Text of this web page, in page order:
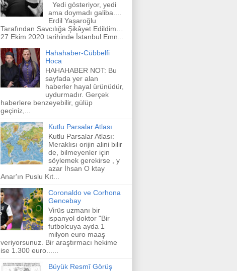
Yedi gösteriyor, yedi
ama doymadı galiba....
Erdil Yaşaroğlu
Tarafından Savcılığa Şikâyet Edildim…
27 Ekim 2020 tarihinde İstanbul Emn...
Hahahaber-Cübbelfi
Hoca
HAHAHABER NOT: Bu
sayfada yer alan
haberler hayal ürünüdür,
uydurmadır. Gerçek
haberlere benzeyebilir, gülüp
geçiniz,...
Kutlu Parsalar Atlası
Kutlu Parsalar Atlası:
Meraklısı orijin alini bilir
de, bilmeyenler için
söylemek gerekirse , y
azar İhsan O ktay
Anar'ın Puslu Kıt...
Coronaldo ve Corhona
Gencebay
Virüs uzmanı bir
ispanyol doktor "Bir
futbolcuya ayda 1
milyon euro maaş
veriyorsunuz. Bir araştırmacı hekime
ise 1.300 euro......
Büyük Resmî Görüş